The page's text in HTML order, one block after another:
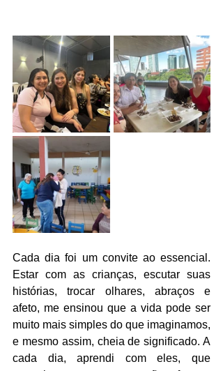
Cada dia foi um convite ao essencial.
Estar com as crianças, escutar suas
histórias, trocar olhares, abraços e
afeto, me ensinou que a vida pode ser
muito mais simples do que imaginamos,
e mesmo assim, cheia de significado. A
cada dia, aprendi com eles, que